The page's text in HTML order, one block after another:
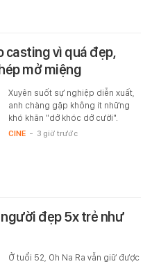
casting vì quá đẹp,
mở miệng
Xuyên suốt sự nghiệp diễn xuất,
anh chàng gặp không ít những
khó khăn "dở khóc dở cười".
CINE - 3 giờ trước
đẹp 5x trẻ như
Ở tuổi 52, Oh Na Ra vẫn giữ được